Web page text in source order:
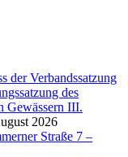
der Verbandssatzung
des
Gewässern III.
2026
Straße 7 –